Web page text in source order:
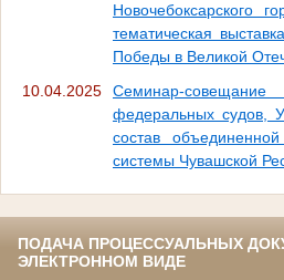
Новочебоксарского
тематическая
Победы в Великой
10.04.2025
Семинар-
федеральных судов,
состав
системы Чувашской
ПОДАЧА ПРОЦЕССУАЛЬНЫХ
ЭЛЕКТРОННОМ ВИДЕ